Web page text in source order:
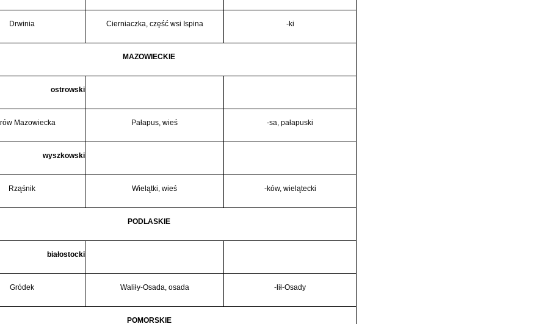
Drwinia Cierniaczka, część wsi Ispina -ki
MAZOWIECKIE
ostrowski
Mazowiecka Pałapus, wieś -sa, pałapuski
wyszkowski
Rząśnik Wielątki, wieś -ków, wielątecki
PODLASKIE
białostocki
Gródek Waliły-Osada, osada -lił-Osady
POMORSKIE